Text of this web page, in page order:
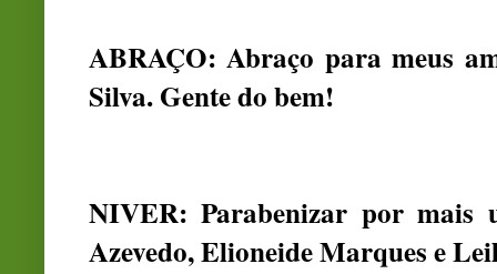
ABRAÇO: Abraço para meus
Silva. Gente do bem!
NIVER: Parabenizar por mais
Azevedo, Elioneide Marques e